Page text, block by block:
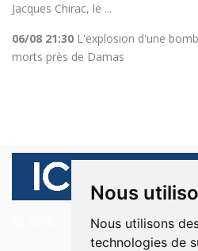
Nous
Nous utilisons
technologies de
Jacques Chirac, le ...
06/08 21:30 L'explosion d'une
morts près de Damas
© 2026 Ici Beyrouth. Tous les